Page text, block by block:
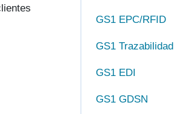
GS1 EPC/RFID
GS1 Trazabilidad
GS1 EDI
GS1 GDSN